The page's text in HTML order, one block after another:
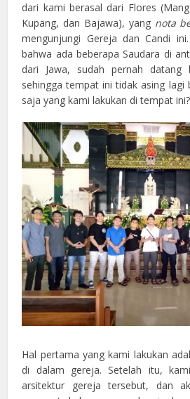
dari kami berasal dari Flores
Kupang, dan Bajawa), yang nota
mengunjungi Gereja dan Candi
bahwa ada beberapa Saudara di
dari Jawa, sudah pernah
sehingga tempat ini tidak asing lagi
saja yang kami lakukan di tempat ini?
Hal pertama yang kami lakukan
di dalam gereja. Setelah itu,
arsitektur gereja tersebut, dan